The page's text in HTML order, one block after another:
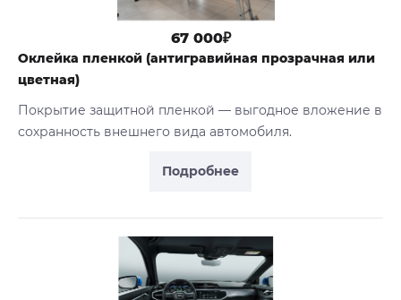
Подробнее
67 000₽
Оклейка пленкой (антигравийная прозрачная или
цветная)
Покрытие защитной пленкой — выгодное вложение в
сохранность внешнего вида автомобиля.